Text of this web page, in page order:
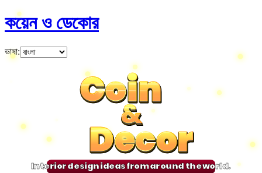
কয়েন ও ডেকোর
ভাষা:
Coin
&
Decor
Coin
&
Decor
Coin
&
Decor
Coin
&
Decor
Interior design ideas from around the world.